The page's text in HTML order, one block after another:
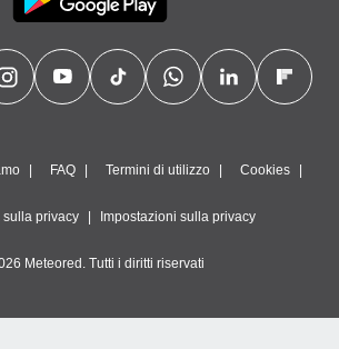
FAQ Termini di utilizzo Cookies
sulla privacy Impostazioni sulla privacy
Meteored. Tutti i diritti riservati